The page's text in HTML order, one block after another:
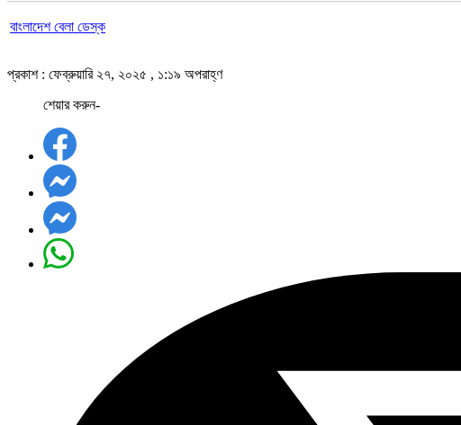
বাংলাদেশ বেলা ডেস্ক
প্রকাশ : ফেব্রুয়ারি ২৭, ২০২৫ , ১:১৯ অপরাহ্ণ
শেয়ার করুন-